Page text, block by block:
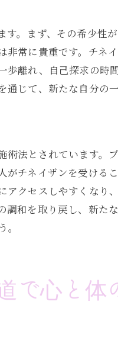
参道での特別なチネイザ
チネイザンセッションの
を深めるチネイザンの手
ョンで潜在意識を解放す
整え表参道で新しい自分
い自分を見つける方法
整えるチネイザン施術
己発見プロセス
な自分を発見する体験
ネイザンのアプローチ
。まず、その希少性
常に貴重です。チネ
離れ、自己探求の時
じて、新たな自分の
法とされています。
チネイザンを受ける
クセスしやすくなり
和を取り戻し、新た
で心と体